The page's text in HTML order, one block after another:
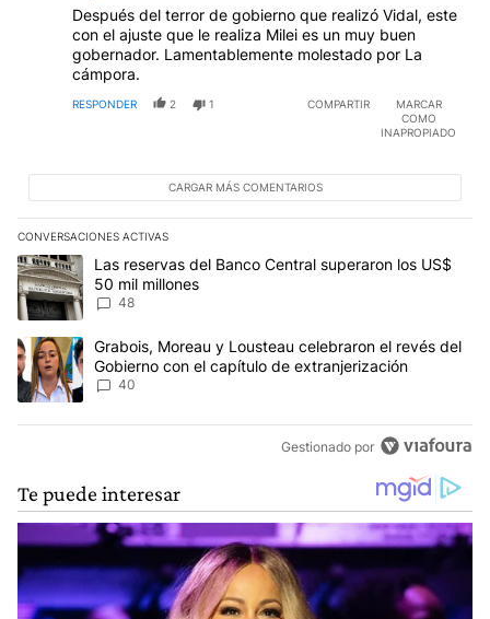
Después del terror de gobierno que realizó Vidal, este
con el ajuste que le realiza Milei es un muy buen
gobernador. Lamentablemente molestado por La
cámpora.
RESPONDER 2 1 COMPARTIR
MARCAR
COMO
INAPROPIADO
CARGAR MÁS COMENTARIOS
CONVERSACIONES ACTIVAS
Este listado muestra los artículos con más comentarios en los
Un artículo de tendencia con el título "Las reservas del Banco
Las reservas del Banco Central superaron los US$
50 mil millones
48
Un artículo de tendencia con el título "Grabois, Moreau y
Grabois, Moreau y Lousteau celebraron el revés del
Gobierno con el capítulo de extranjerización
40
Gestionado por